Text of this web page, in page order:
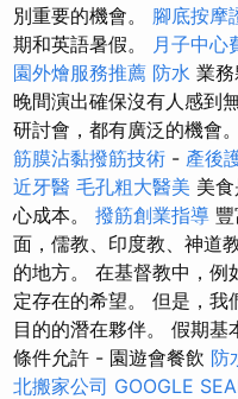
別重要的機會。 腳底按摩
期和英語暑假。
月子中心
園外燴服務推薦 防水 業
晚間演出確保沒有人感到
研討會，都有廣泛的機會。
筋膜沾黏撥筋技術 - 產後
近牙醫 毛孔粗大醫美 美
心成本。 撥筋創業指導
面，儒教、印度教、神道
的地方。 在基督教中，例
定存在的希望。 但是，
目的的潛在夥伴。 假期
條件允許 - 園遊會餐飲 防
北搬家公司 GOOGLE